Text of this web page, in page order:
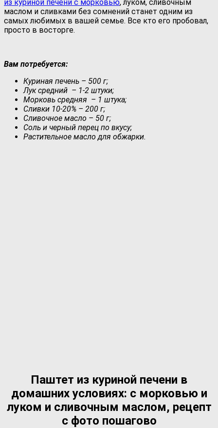
из куриной печени с морковью, луком, сливочным
маслом и сливками без сомнений станет одним из
самых любимых в вашей семье. Все кто его пробовал,
просто в восторге.
Вам потребуется:
Куриная печень – 500 г;
Лук средний – 1-2 штуки;
Морковь средняя – 1 штука;
Сливки 10-20% – 200 г;
Сливочное масло – 50 г;
Соль и черный перец по вкусу;
Растительное масло для обжарки.
Паштет из куриной печени в
домашних условиях: с морковью и
луком и сливочным маслом, рецепт
с фото пошагово